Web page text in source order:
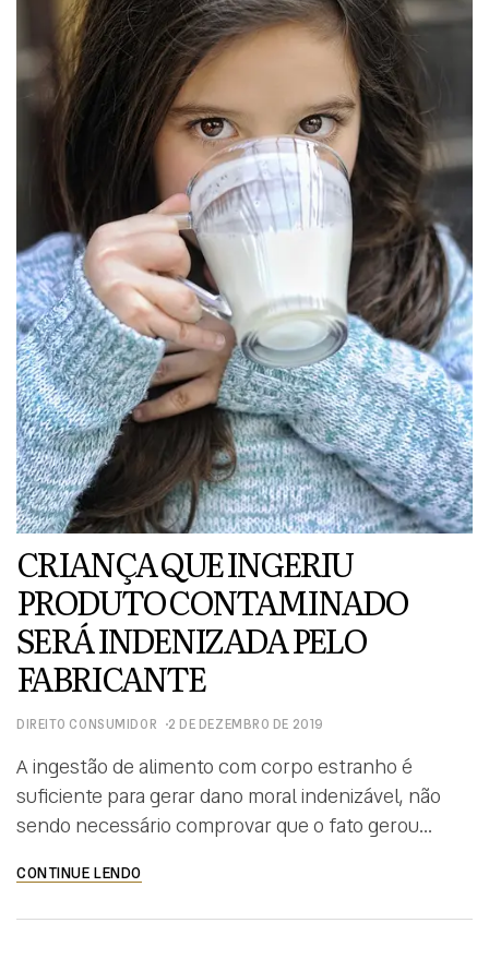
CRIANÇA QUE INGERIU
PRODUTO CONTAMINADO
SERÁ INDENIZADA PELO
FABRICANTE
DIREITO CONSUMIDOR 2 DE DEZEMBRO DE 2019
A ingestão de alimento com corpo estranho é
suficiente para gerar dano moral indenizável, não
sendo necessário comprovar que o fato gerou
aplicado pela 3ª Turma do Superior Tribunal de
Justiça ao manter decisão que condenou uma
CONTINUE LENDO